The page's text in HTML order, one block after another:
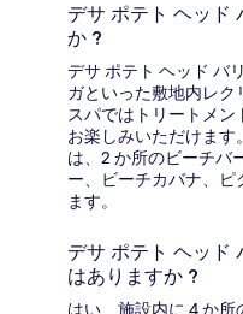
デサ ポテト ヘッド
か ?
デサ ポテト ヘッド バ
ガといった敷地内レク
スパではトリートメ
お楽しみいただけます
は、2 か所のビーチバ
ー、ビーチカバナ、
ます。
デサ ポテト ヘッド
はありますか ?
はい、施設内に 4 か所